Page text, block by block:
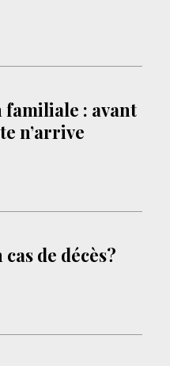
familiale : avant
n’arrive
de décès?